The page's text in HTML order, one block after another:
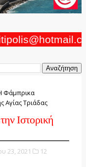
Φάμπρικα
Αγίας Τριάδας
Ιστορική
23, 2021
12